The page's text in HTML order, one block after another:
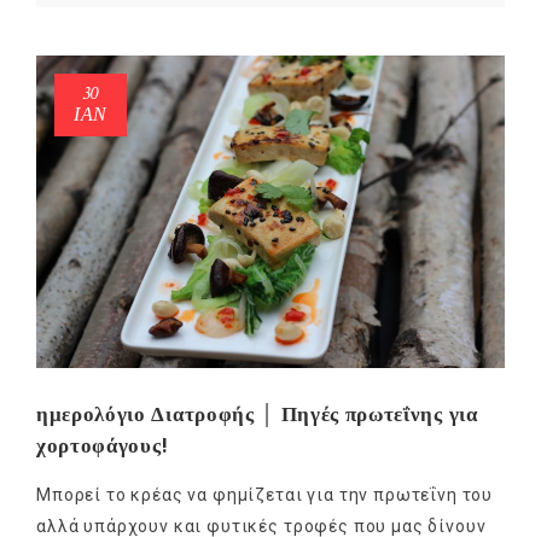
30
ΙΑΝ
ημερολόγιο Διατροφής │ Πηγές πρωτεΐνης για
χορτοφάγους!
Μπορεί το κρέας να φημίζεται για την πρωτεΐνη του
αλλά υπάρχουν και φυτικές τροφές που μας δίνουν